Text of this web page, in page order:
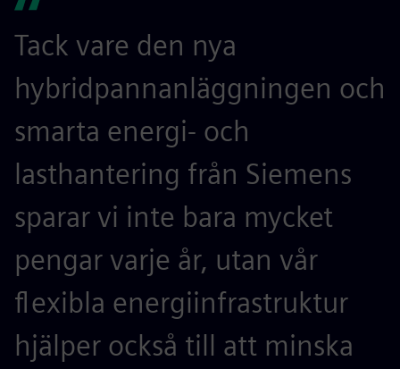
Tack vare den nya
hybridpannanläggningen och
smarta energi- och
lasthantering från Siemens
sparar vi inte bara mycket
pengar varje år, utan vår
flexibla energiinfrastruktur
hjälper också till att minska